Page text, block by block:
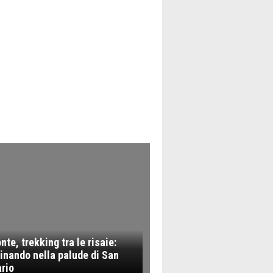
trekking tra le risaie:
nella palude di San